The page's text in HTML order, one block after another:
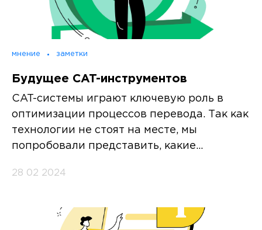
мнение заметки
Будущее CAT-инструментов
CAT-системы играют ключевую роль в
оптимизации процессов перевода. Так как
технологии не стоят на месте, мы
попробовали представить, какие...
28 02 2024